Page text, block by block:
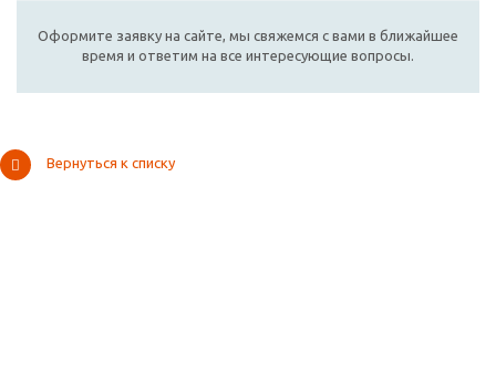
Оформите заявку на сайте, мы свяжемся с вами в ближайшее
время и ответим на все интересующие вопросы.
Вернуться к списку